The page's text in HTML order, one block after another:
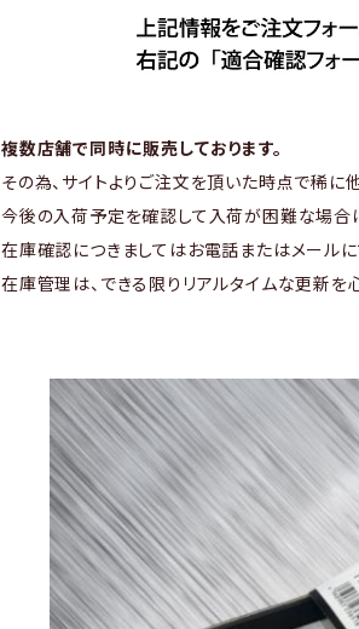
複数店舗で同時に販売しております。
その為、サイトよりご注文を頂いた時点で稀に
今後の入荷予定を確認して入荷が困難な場合は
在庫確認につきましてはお電話またはメール
在庫管理は、できる限りリアルタイムな更新